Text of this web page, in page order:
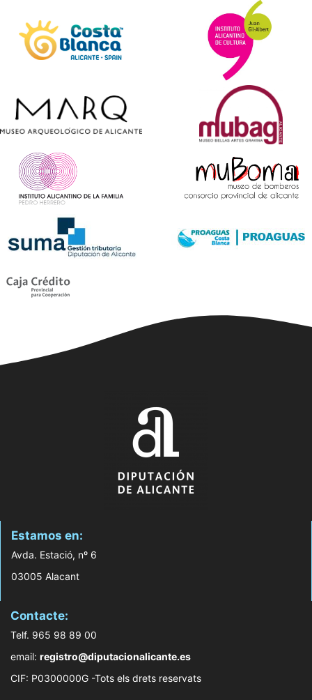
Estamos en:
Avda. Estació, nº 6
03005 Alacant
Contacte:
Telf. 965 98 89 00
email: registro@diputacionalicante.es
CIF: P0300000G -Tots els drets reservats